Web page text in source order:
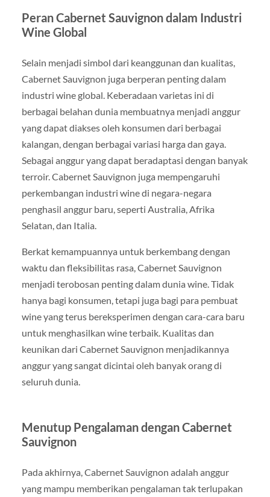
Peran Cabernet Sauvignon dalam Industri
Wine Global
Selain menjadi simbol dari keanggunan dan kualitas,
Cabernet Sauvignon juga berperan penting dalam
industri wine global. Keberadaan varietas ini di
berbagai belahan dunia membuatnya menjadi anggur
yang dapat diakses oleh konsumen dari berbagai
kalangan, dengan berbagai variasi harga dan gaya.
Sebagai anggur yang dapat beradaptasi dengan banyak
terroir. Cabernet Sauvignon juga mempengaruhi
perkembangan industri wine di negara-negara
penghasil anggur baru, seperti Australia, Afrika
Selatan, dan Italia.
Berkat kemampuannya untuk berkembang dengan
waktu dan fleksibilitas rasa, Cabernet Sauvignon
menjadi terobosan penting dalam dunia wine. Tidak
hanya bagi konsumen, tetapi juga bagi para pembuat
wine yang terus bereksperimen dengan cara-cara baru
untuk menghasilkan wine terbaik. Kualitas dan
keunikan dari Cabernet Sauvignon menjadikannya
anggur yang sangat dicintai oleh banyak orang di
seluruh dunia.
Menutup Pengalaman dengan Cabernet
Sauvignon
Pada akhirnya, Cabernet Sauvignon adalah anggur
yang mampu memberikan pengalaman tak terlupakan